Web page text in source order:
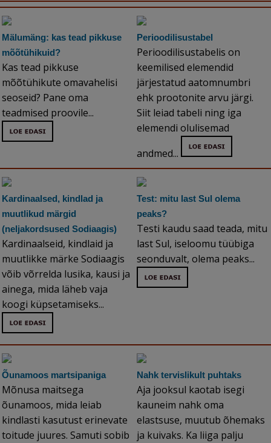
Mälumäng: kas tead pikkuse
mõõtühikuid?
Kas tead pikkuse
mõõtühikute omavahelisi
seoseid? Pane oma
teadmised proovile...
Perioodilisustabel
Perioodilisustabelis on
keemilised elemendid
järjestatud aatomnumbri
ehk prootonite arvu järgi.
Siit leiad tabeli ning iga
elemendi olulisemad
andmed...
Kardinaalsed, kindlad ja
muutlikud märgid
(neljakordsused Sodiaagis)
Kardinaalseid, kindlaid ja
muutlikke märke Sodiaagis
võib võrrelda lusika, kausi ja
ainega, mida läheb vaja
koogi küpsetamiseks...
Test: mitu last Sul olema
peaks?
Testi kaudu saad teada, mitu
last Sul, iseloomu tüübiga
seonduvalt, olema peaks...
Õunamoos martsipaniga
Mõnusa maitsega
õunamoos, mida leiab
kindlasti kasutust erinevate
toitude juures. Samuti sobib
Nahk tervislikult puhtaks
Aja jooksul kaotab isegi
kauneim nahk oma
elastsuse, muutub õhemaks
ja kuivaks. Ka liiga palju